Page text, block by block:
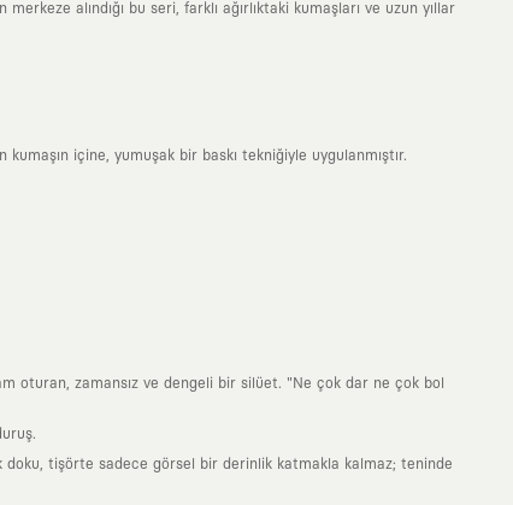
alındığı bu seri, farklı ağırlıktaki kumaşları ve uzun yıllar
içine, yumuşak bir baskı tekniğiyle uygulanmıştır.
oturan, zamansız ve dengeli bir silüet. "Ne çok dar ne çok bol
doku, tişörte sadece görsel bir derinlik katmakla kalmaz; teninde